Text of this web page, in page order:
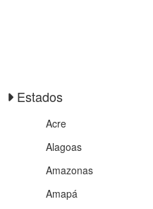
Estados
Acre
Alagoas
Amazonas
Amapá